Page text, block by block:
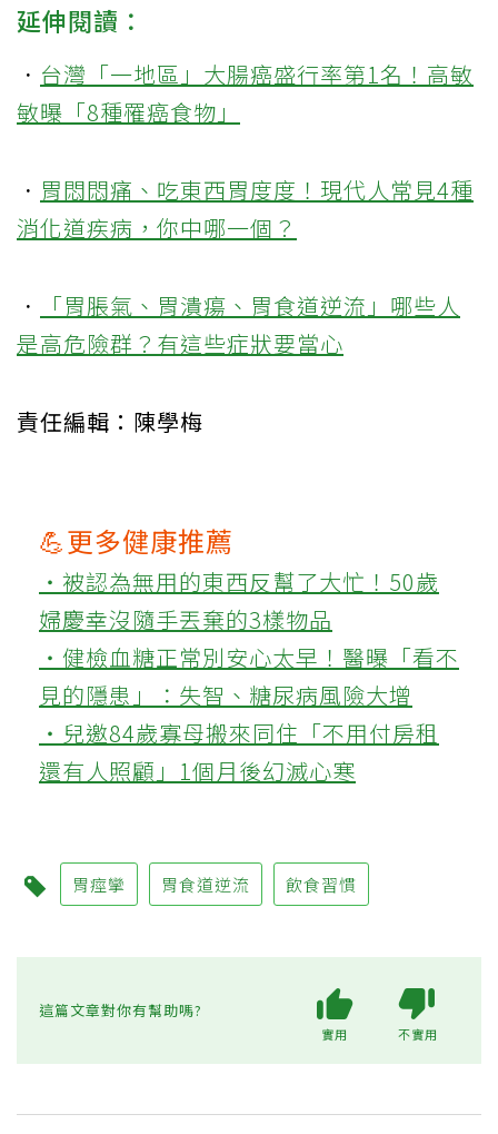
延伸閱讀：
． 台灣「一地區」大腸癌盛行率第1名！高敏
敏曝「8種罹癌食物」
． 胃悶悶痛、吃東西胃度度！現代人常見4種
消化道疾病，你中哪一個？
．
「胃脹氣、胃潰瘍、胃食道逆流」哪些人
是高危險群？有這些症狀要當心
責任編輯：陳學梅
💪更多健康推薦
‧被認為無用的東西反幫了大忙！50歲
婦慶幸沒隨手丟棄的3樣物品
‧健檢血糖正常別安心太早！醫曝「看不
見的隱患」：失智、糖尿病風險大增
‧兒邀84歲寡母搬來同住「不用付房租
還有人照顧」1個月後幻滅心寒
胃痙攣 胃食道逆流 飲食習慣
這篇文章對你有幫助嗎?
實用 不實用